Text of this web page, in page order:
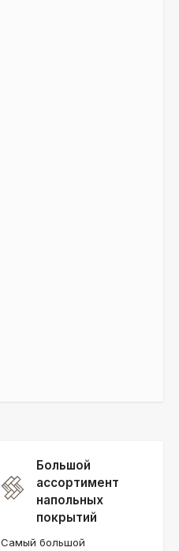
Большой
ассортимент
напольных
покрытий
Самый большой